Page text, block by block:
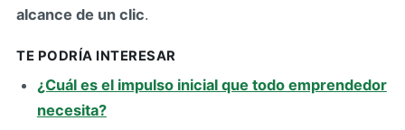
alcance de un clic.
TE PODRÍA INTERESAR
¿Cuál es el impulso inicial que todo emprendedor
necesita?